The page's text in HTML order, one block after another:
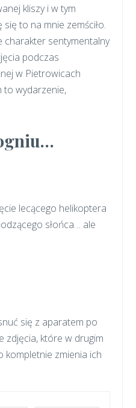
kliszy i w tym
to na mnie zemściło.
charakter sentymentalny
podczas
w Pietrowicach
to wydarzenie,
lecącego helikoptera
słońca… ale
się z aparatem po
zdjęcia, które w drugim
kompletnie zmienia ich